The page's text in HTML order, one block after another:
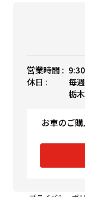
営業時間 :
休日 :
毎
栃
お車のご